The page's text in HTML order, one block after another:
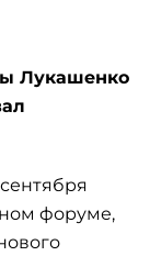
Лукашенко
форуме,